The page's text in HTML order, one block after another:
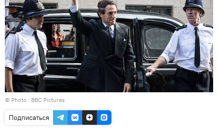
© Photo : BBC Pictures
Подписаться